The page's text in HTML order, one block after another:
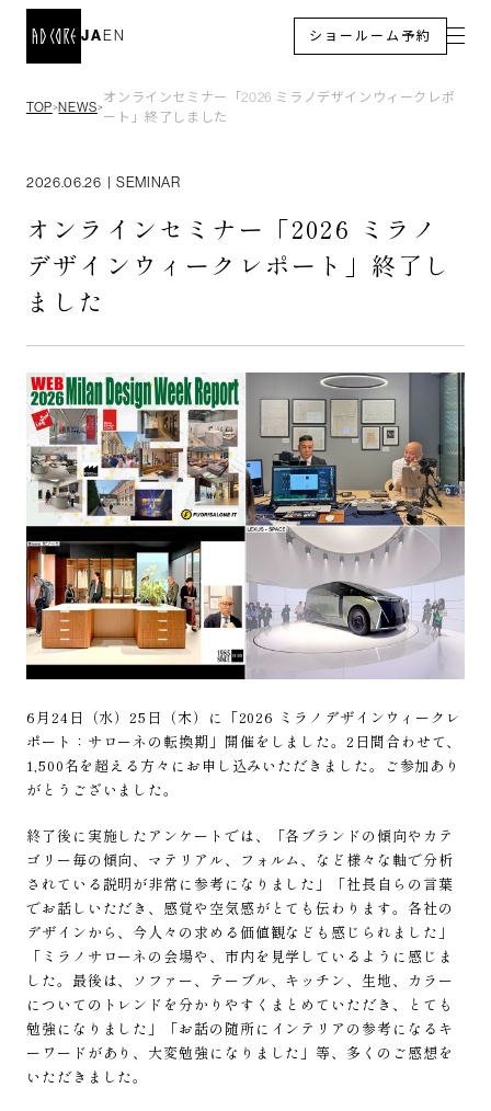
EN
JA ショールーム予約
TOP＞NEWS＞
オンラインセミナー「2026 ミラノデザインウィークレポ
ート」終了しました
2026.06.26 SEMINAR
オンラインセミナー「2026 ミラノ
デザインウィークレポート」終了し
ました
6月24日（水）25日（木）に「2026 ミラノデザインウィークレ
ポート：サローネの転換期」開催をしました。2日間合わせて、
1,500名を超える方々にお申し込みいただきました。ご参加あり
がとうございました。
終了後に実施したアンケートでは、「各ブランドの傾向やカテ
ゴリー毎の傾向、マテリアル、フォルム、など様々な軸で分析
されている説明が非常に参考になりました」「社長自らの言葉
でお話しいただき、感覚や空気感がとても伝わります。各社の
デザインから、今人々の求める価値観なども感じられました」
「ミラノサローネの会場や、市内を見学しているように感じま
した。最後は、ソファー、テーブル、キッチン、生地、カラー
についてのトレンドを分かりやすくまとめていただき、とても
勉強になりました」「お話の随所にインテリアの参考になるキ
ーワードがあり、大変勉強になりました」等、多くのご感想を
いただきました。